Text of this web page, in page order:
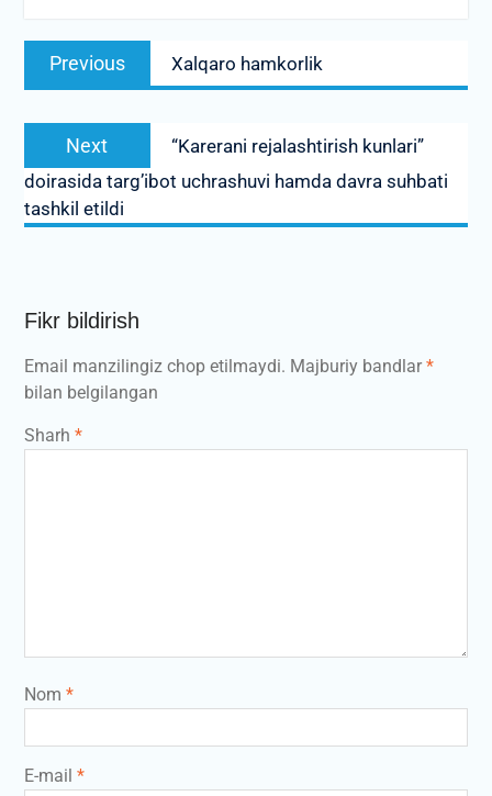
Post
menyusi
Previous
Previous
post:
Xalqaro hamkorlik
Next
Next
post:
“Karerani rejalashtirish kunlari”
doirasida targ’ibot uchrashuvi hamda davra suhbati
tashkil etildi
Fikr bildirish
Email manzilingiz chop etilmaydi. Majburiy bandlar*
bilan belgilangan
Sharh *
Nom *
E-mail *